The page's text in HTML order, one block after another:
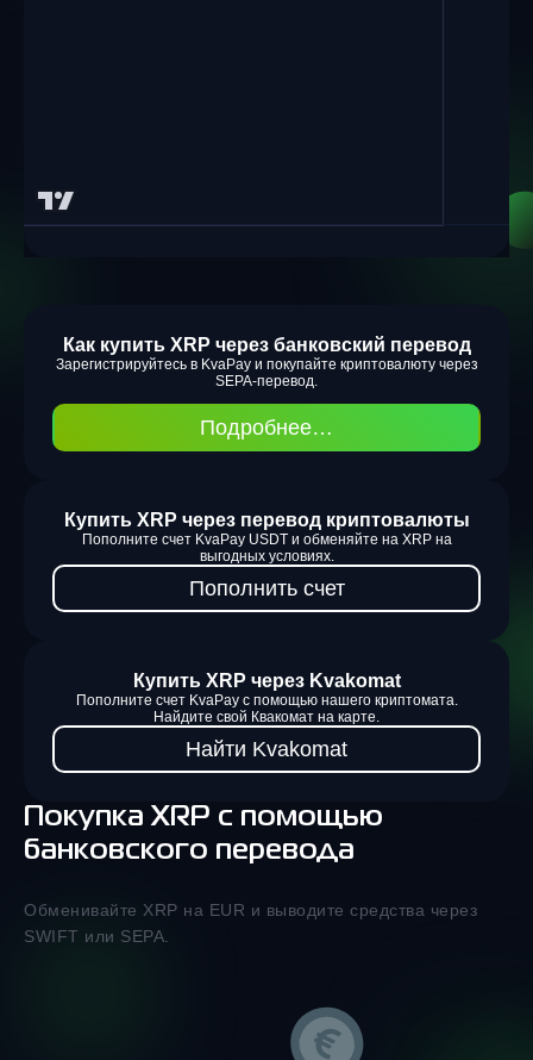
Покупка XRP с помощью
банковского перевода
Обменивайте XRP на EUR и выводите средства через
SWIFT или SEPA.
Как купить XRP через банковский перевод
Зарегистрируйтесь в KvaPay и покупайте криптовалюту через
SEPA-перевод.
Подробнее…
Купить XRP через перевод криптовалюты
Пополните счет KvaPay USDT и обменяйте на XRP на
выгодных условиях.
Пополнить счет
Купить XRP через Kvakomat
Пополните счет KvaPay с помощью нашего криптомата.
Найдите свой Квакомат на карте.
Найти Kvakomat